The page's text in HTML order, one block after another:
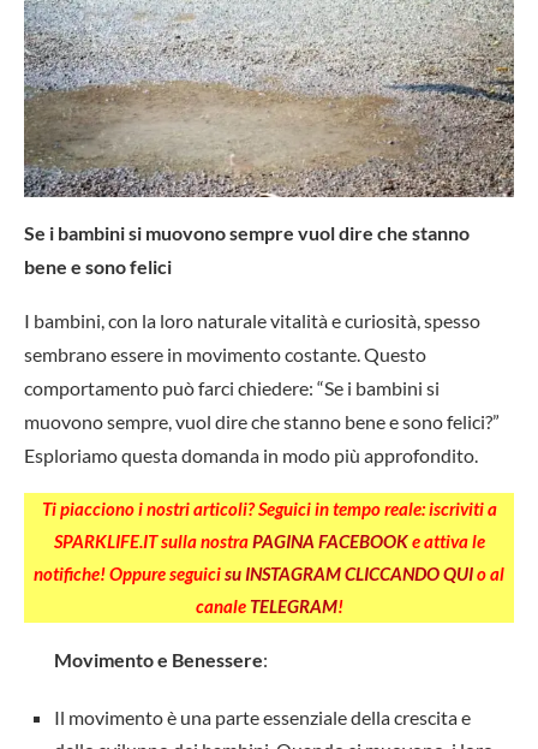
Se i bambini si muovono sempre vuol dire che stanno
bene e sono felici
I bambini, con la loro naturale vitalità e curiosità, spesso
sembrano essere in movimento costante. Questo
comportamento può farci chiedere: “Se i bambini si
muovono sempre, vuol dire che stanno bene e sono felici?”
Esploriamo questa domanda in modo più approfondito.
Ti piacciono i nostri articoli? Seguici in tempo reale: iscriviti a
SPARKLIFE.IT sulla nostraPAGINA FACEBOOKe attiva le
notifiche! Oppure seguicisu INSTAGRAM CLICCANDO QUIo al
canale TELEGRAM!
Movimento e Benessere:
Il movimento è una parte essenziale della crescita e